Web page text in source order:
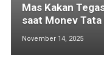
Mas Kakan
saat Monev Tata
November 14, 2025